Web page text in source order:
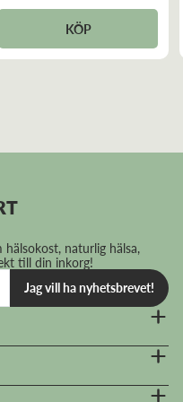
Fortsätter
mig mot min
samt
andas bättre, mindre
KÖP
naturlig hälsa,
till din inkorg!
Jag vill ha nyhetsbrevet!